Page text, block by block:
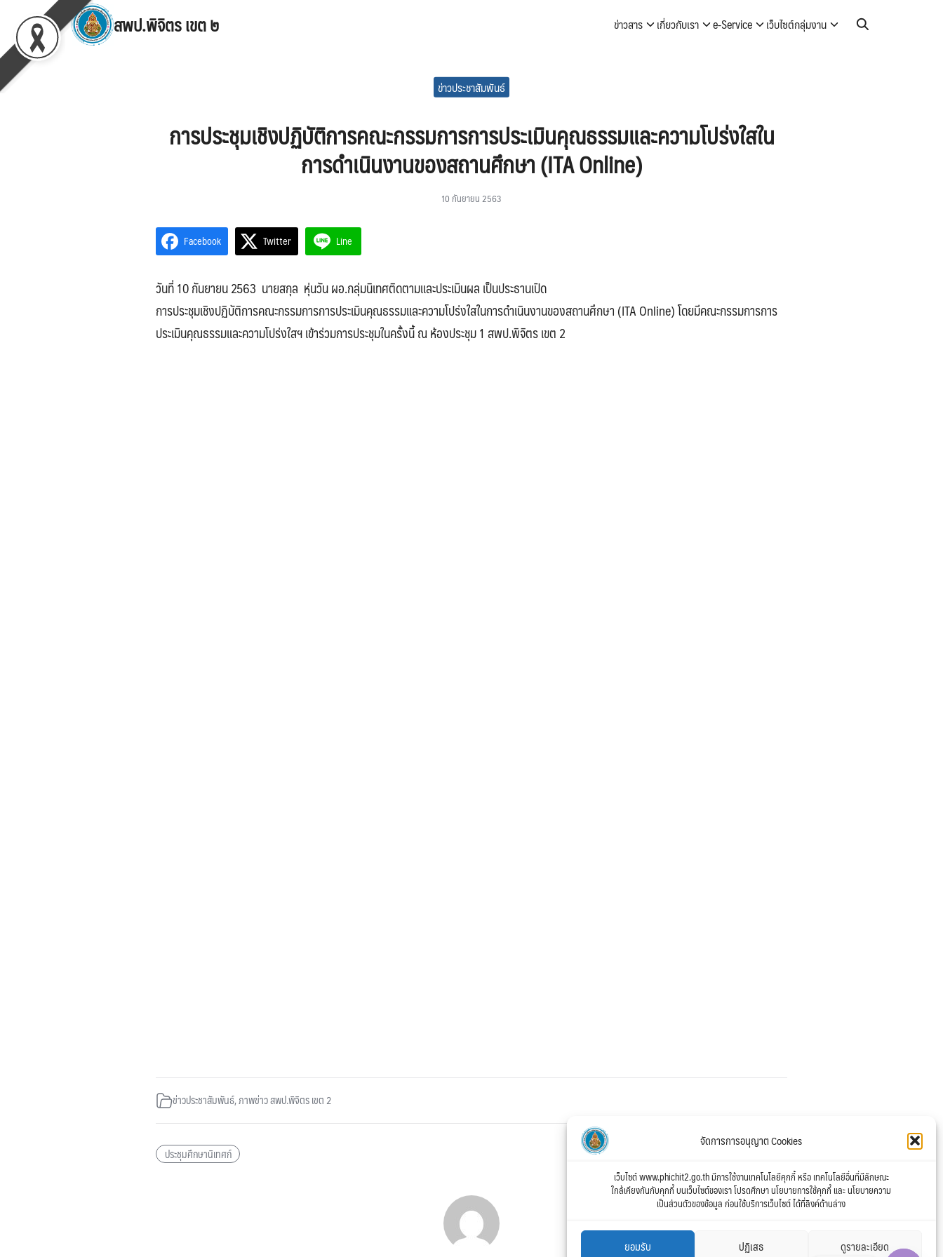
จัดการการอนุญาต Cookies
เว็บไซต์ www.phichit2.go.th มีการใช้งานเทคโนโลยีคุกกี้ หรือ เทคโนโลยีอื่นที่มีลักษณะ
ใกล้เคียงกันกับคุกกี้ บนเว็บไซต์ของเรา โปรดศึกษา นโยบายการใช้คุกกี้ และ นโยบายความ
เป็นส่วนตัวของข้อมูล ก่อนใช้บริการเว็บไซต์ ได้ที่ลิงค์ด้านล่าง
ยอมรับ ปฏิเสธ ดูรายละเอียด
content
สพป.พิจิตร เขต ๒ ข่าวสาร เกี่ยวกับเรา e-Service
เว็บไซต์กลุ่มงาน
ข่าวประชาสัมพันธ์
การประชุมเชิงปฏิบัติการคณะกรรมการการประเมินคุณธรรมและความโปร่งใสใน
การดำเนินงานของสถานศึกษา (ITA Online)
10 กันยายน 2563
Facebook Twitter Line
วันที่ 10 กันยายน 2563 นายสกุล หุ่นวัน ผอ.กลุ่มนิเทศติดตามและประเมินผล เป็นประธานเปิด
การประชุมเชิงปฏิบัติการคณะกรรมการการประเมินคุณธรรมและความโปร่งใสในการดำเนินงานของสถานศึกษา (ITA Online) โดยมีคณะกรรมการการ
ประเมินคุณธรรมและความโปร่งใสฯ เข้าร่วมการประชุมในครั้งนี้ ณ ห้องประชุม 1 สพป.พิจิตร เขต 2
ข่าวประชาสัมพันธ์,ภาพข่าว สพป.พิจิตร เขต 2
ประชุมศึกษานิเทศก์